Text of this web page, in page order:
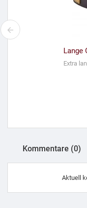
Lange
Extra
Kommentare (0)
Aktuell